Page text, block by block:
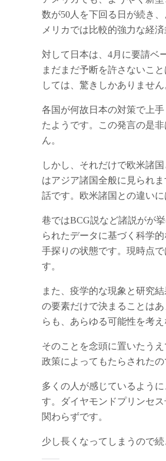
数が50人を下回る日が続き
メリカでは比較的強力な経
対して日本は、4月に要請ベ
まだまだ予断を許さないこ
しては、驚きしかありません
各国が何故日本の対策で上
たようです。この発言の是
ん。
しかし、それだけで欧米諸
はアジア諸国全般に見られ
話です。欧米諸国との違い
巷ではBCG説など諸説がが
られたデータに基づく科学
手探りの状態です。現時点
す。
また、疫学的な現象と研究
の要素だけで決まることは
らも、あらゆる可能性を考
そのことを念頭に置いたう
政策によってもたらされたの
多くの人が感じているよう
す。ダイヤモンドプリンセ
関わらずです。
少し長くなってしまうので続